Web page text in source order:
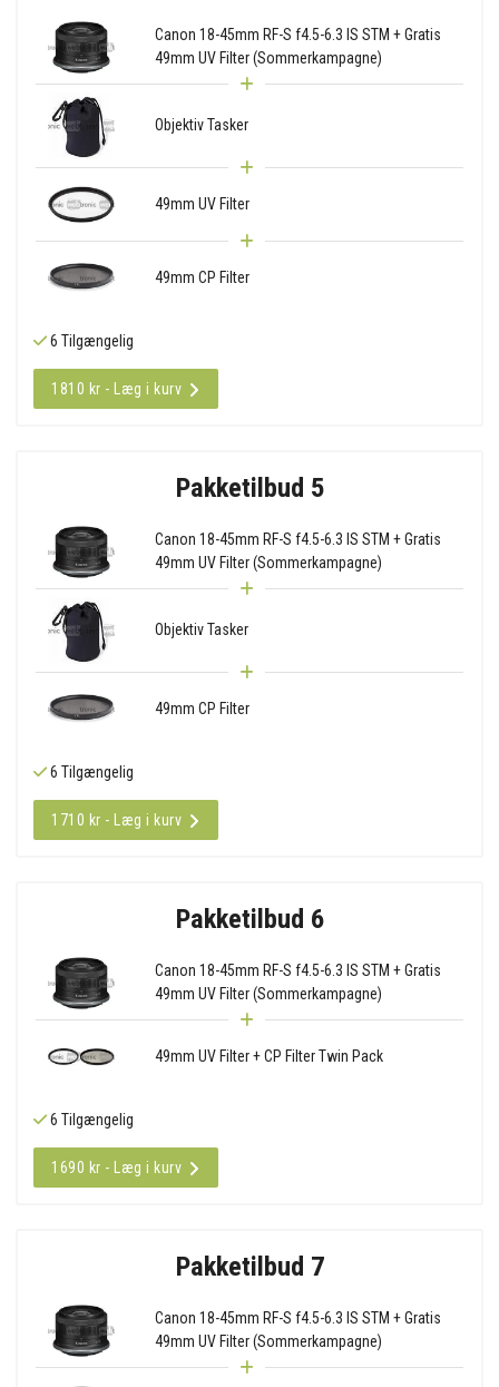
Canon 18-45mm RF-S f4.5-6.3 IS STM + Gratis
49mm UV Filter (Sommerkampagne)
Objektiv Tasker
49mm UV Filter
49mm CP Filter
6 Tilgængelig
1810 kr - Læg i kurv
Pakketilbud 5
Canon 18-45mm RF-S f4.5-6.3 IS STM + Gratis
49mm UV Filter (Sommerkampagne)
Objektiv Tasker
49mm CP Filter
6 Tilgængelig
1710 kr - Læg i kurv
Pakketilbud 6
Canon 18-45mm RF-S f4.5-6.3 IS STM + Gratis
49mm UV Filter (Sommerkampagne)
49mm UV Filter + CP Filter Twin Pack
6 Tilgængelig
1690 kr - Læg i kurv
Pakketilbud 7
Canon 18-45mm RF-S f4.5-6.3 IS STM + Gratis
49mm UV Filter (Sommerkampagne)